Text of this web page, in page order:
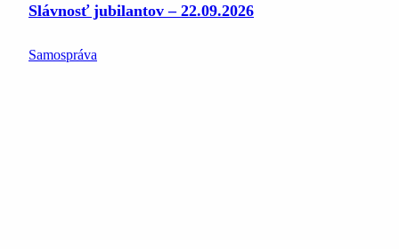
Slávnosť jubilantov – 22.09.2026
Samospráva